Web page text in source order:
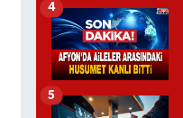
4
5